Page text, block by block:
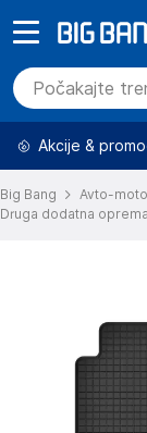
Akcije &
Big Bang Avto-moto
Druga dodatna